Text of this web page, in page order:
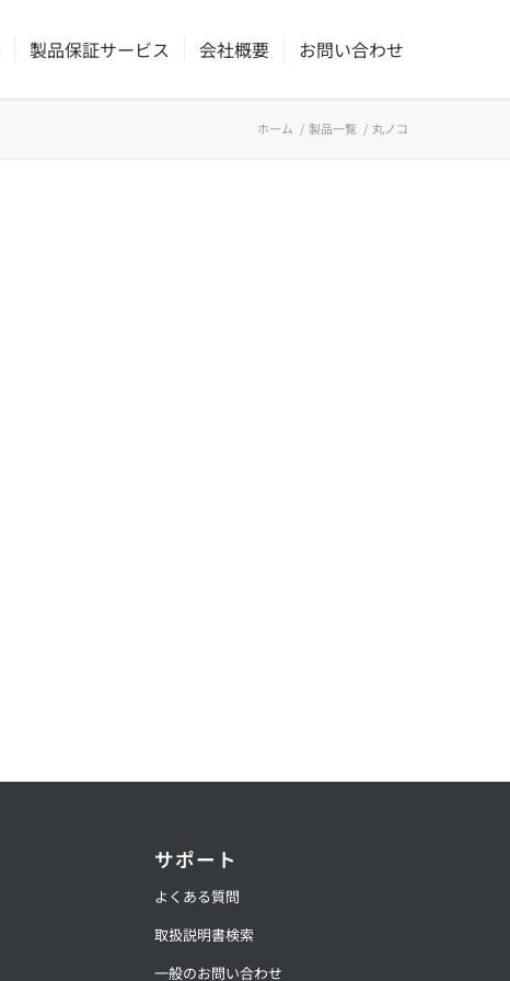
製品保証サービス 会社概要 お問い合わせ
ホーム / 製品一覧 / 丸ノコ
サポート
よくある質問
取扱説明書検索
一般のお問い合わせ